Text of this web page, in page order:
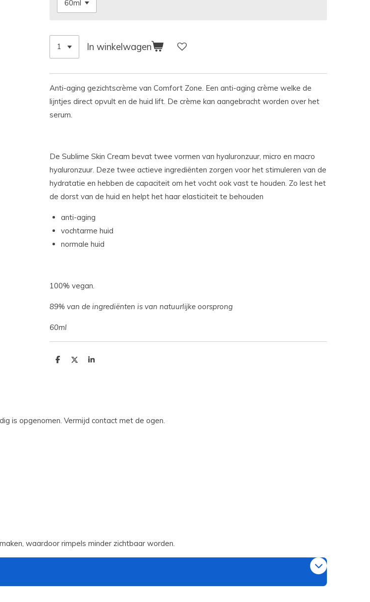
In winkelwagen
Anti-aging gezichtscrème van Comfort Zone. Een anti-aging crème welke de
lijntjes direct opvult en de huid lift. De crème kan aangebracht worden over het
serum.
De Sublime Skin Cream bevat twee vormen van hyaluronzuur, micro en macro
hyaluronzuur. Deze twee actieve ingrediënten zorgen voor het stimuleren van de
hydratatie en hebben de capaciteit om het vocht ook vast te houden. Zo lest het
de dorst van de huid en helpt het haar elasticiteit te behouden
anti-aging
vochtarme huid
normale huid
100% vegan.
89% van de ingrediënten is van natuurlijke oorsprong
60ml
D
D
S
is opgenomen. Vermijd contact met de ogen.
waardoor rimpels minder zichtbaar worden.